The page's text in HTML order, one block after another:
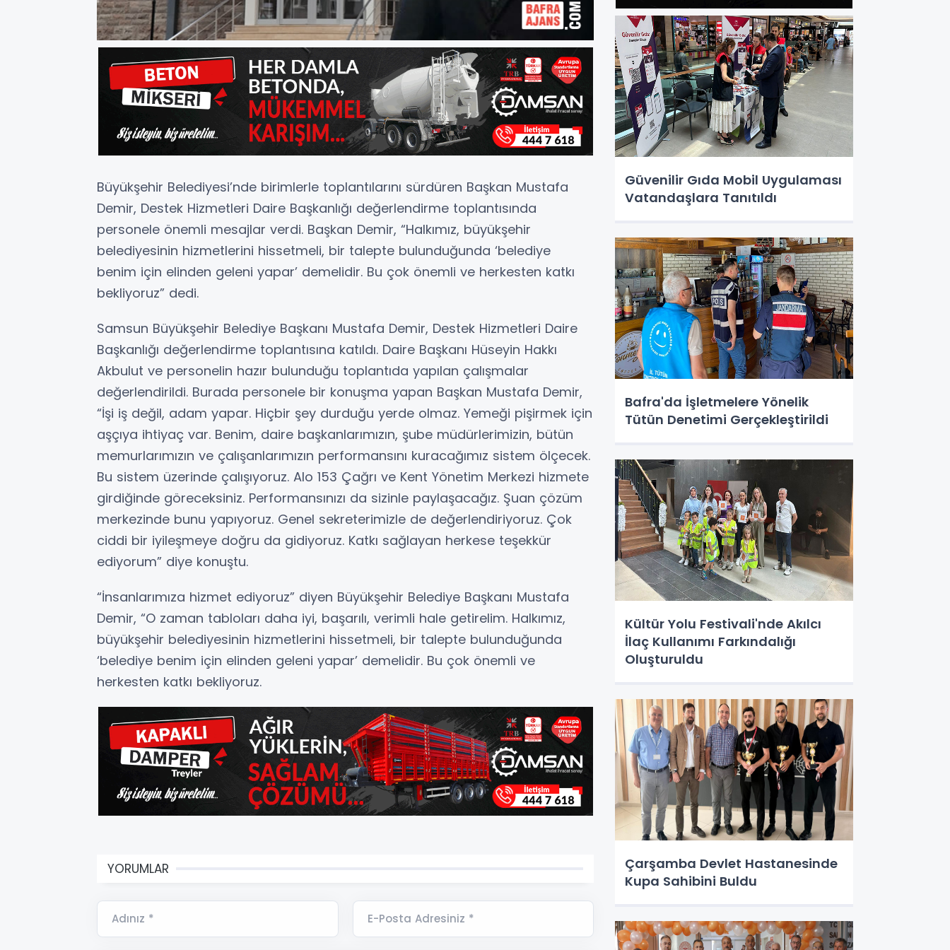
Büyükşehir Belediyesi’nde birimlerle toplantılarını sürdüren Başkan Mustafa
Demir, Destek Hizmetleri Daire Başkanlığı değerlendirme toplantısında
personele önemli mesajlar verdi. Başkan Demir, “Halkımız, büyükşehir
belediyesinin hizmetlerini hissetmeli, bir talepte bulunduğunda ‘belediye
benim için elinden geleni yapar’ demelidir. Bu çok önemli ve herkesten katkı
bekliyoruz” dedi.
Samsun Büyükşehir Belediye Başkanı Mustafa Demir, Destek Hizmetleri Daire
Başkanlığı değerlendirme toplantısına katıldı. Daire Başkanı Hüseyin Hakkı
Akbulut ve personelin hazır bulunduğu toplantıda yapılan çalışmalar
değerlendirildi. Burada personele bir konuşma yapan Başkan Mustafa Demir,
“İşi iş değil, adam yapar. Hiçbir şey durduğu yerde olmaz. Yemeği pişirmek için
aşçıya ihtiyaç var. Benim, daire başkanlarımızın, şube müdürlerimizin, bütün
memurlarımızın ve çalışanlarımızın performansını kuracağımız sistem ölçecek.
Bu sistem üzerinde çalışıyoruz. Alo 153 Çağrı ve Kent Yönetim Merkezi hizmete
girdiğinde göreceksiniz. Performansınızı da sizinle paylaşacağız. Şuan çözüm
merkezinde bunu yapıyoruz. Genel sekreterimizle de değerlendiriyoruz. Çok
ciddi bir iyileşmeye doğru da gidiyoruz. Katkı sağlayan herkese teşekkür
ediyorum” diye konuştu.
“İnsanlarımıza hizmet ediyoruz” diyen Büyükşehir Belediye Başkanı Mustafa
Demir, “O zaman tabloları daha iyi, başarılı, verimli hale getirelim. Halkımız,
büyükşehir belediyesinin hizmetlerini hissetmeli, bir talepte bulunduğunda
‘belediye benim için elinden geleni yapar’ demelidir. Bu çok önemli ve
herkesten katkı bekliyoruz.
YORUMLAR
Adınız * E-Posta Adresiniz *
Güvenilir Gıda Mobil Uygulaması
Vatandaşlara Tanıtıldı
Bafra'da İşletmelere Yönelik
Tütün Denetimi Gerçekleştirildi
Kültür Yolu Festivali'nde Akılcı
İlaç Kullanımı Farkındalığı
Oluşturuldu
Çarşamba Devlet Hastanesinde
Kupa Sahibini Buldu